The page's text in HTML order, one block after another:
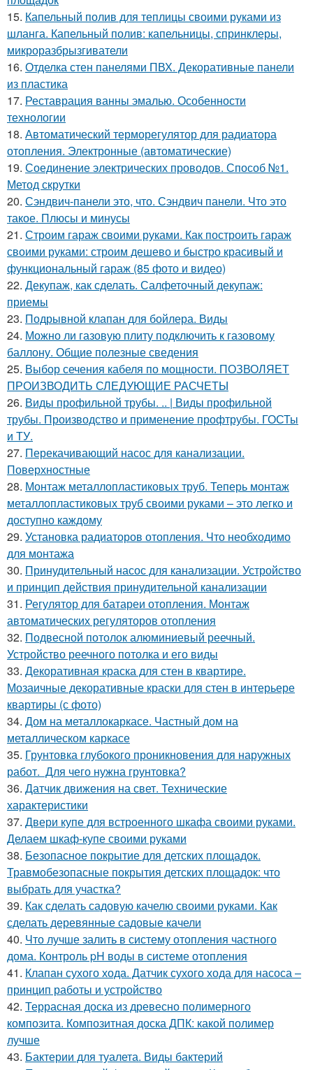
15. Капельный полив для теплицы своими руками из
шланга. Капельный полив: капельницы, спринклеры,
микроразбрызгиватели
16. Отделка стен панелями ПВХ. Декоративные панели
из пластика
17. Реставрация ванны эмалью. Особенности
технологии
18. Автоматический терморегулятор для радиатора
отопления. Электронные (автоматические)
19. Соединение электрических проводов. Способ №1.
Метод скрутки
20. Сэндвич-панели это, что. Сэндвич панели. Что это
такое. Плюсы и минусы
21. Строим гараж своими руками. Как построить гараж
своими руками: строим дешево и быстро красивый и
функциональный гараж (85 фото и видео)
22. Декупаж, как сделать. Салфеточный декупаж:
приемы
23. Подрывной клапан для бойлера. Виды
24. Можно ли газовую плиту подключить к газовому
баллону. Общие полезные сведения
25. Выбор сечения кабеля по мощности. ПОЗВОЛЯЕТ
ПРОИЗВОДИТЬ СЛЕДУЮЩИЕ РАСЧЕТЫ
26. Виды профильной трубы. .. | Виды профильной
трубы. Производство и применение профтрубы. ГОСТы
и ТУ.
27. Перекачивающий насос для канализации.
Поверхностные
28. Монтаж металлопластиковых труб. Теперь монтаж
металлопластиковых труб своими руками – это легко и
доступно каждому
29. Установка радиаторов отопления. Что необходимо
для монтажа
30. Принудительный насос для канализации. Устройство
и принцип действия принудительной канализации
31. Регулятор для батареи отопления. Монтаж
автоматических регуляторов отопления
32. Подвесной потолок алюминиевый реечный.
Устройство реечного потолка и его виды
33. Декоративная краска для стен в квартире.
Мозаичные декоративные краски для стен в интерьере
квартиры (с фото)
34. Дом на металлокаркасе. Частный дом на
металлическом каркасе
35. Грунтовка глубокого проникновения для наружных
работ. Для чего нужна грунтовка?
36. Датчик движения на свет. Технические
характеристики
37. Двери купе для встроенного шкафа своими руками.
Делаем шкаф-купе своими руками
38. Безопасное покрытие для детских площадок.
Травмобезопасные покрытия детских площадок: что
выбрать для участка?
39. Как сделать садовую качелю своими руками. Как
сделать деревянные садовые качели
40. Что лучше залить в систему отопления частного
дома. Контроль pH воды в системе отопления
41. Клапан сухого хода. Датчик сухого хода для насоса –
принцип работы и устройство
42. Террасная доска из древесно полимерного
композита. Композитная доска ДПК: какой полимер
лучше
43. Бактерии для туалета. Виды бактерий